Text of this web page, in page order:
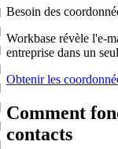
Besoin des
Workbase révèle l'e-
entreprise dans un
Obtenir les
Comment
contacts